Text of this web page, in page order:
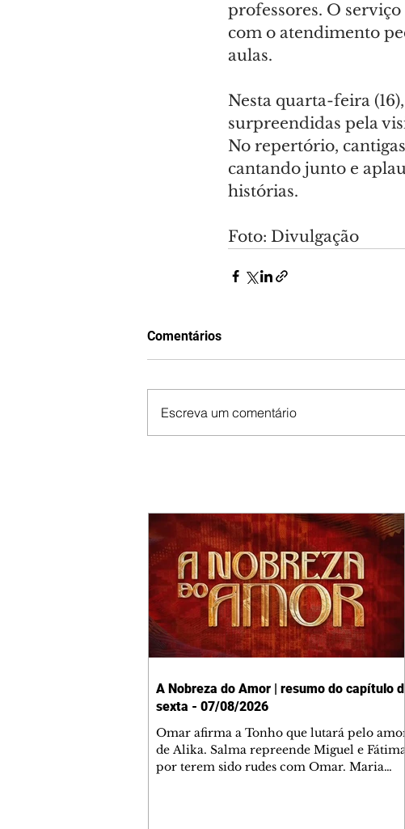
professores. O
com o atendimento
aulas.
Nesta quarta-feira
surpreendidas pela
No repertório,
cantando junto e
histórias.
Foto: Divulgação
Comentários
Escreva um comentário
A Nobreza do Amor | resumo do capítulo de
sexta - 07/08/2026
Omar afirma a Tonho que lutará pelo amor
de Alika. Salma repreende Miguel e Fátima
por terem sido rudes com Omar. Maria